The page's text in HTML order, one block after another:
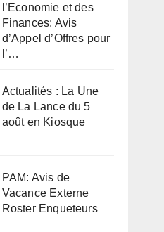
l’Economie et des
Finances: Avis
d’Appel d’Offres pour
l’…
Actualités : La Une
de La Lance du 5
août en Kiosque
PAM: Avis de
Vacance Externe
Roster Enqueteurs